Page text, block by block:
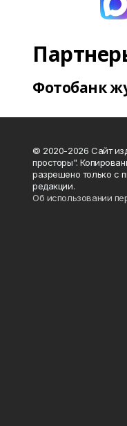
Фотобанк
© 2020-2026 Сайт
просторы".
разрешено только с
редакции.
Об использовании